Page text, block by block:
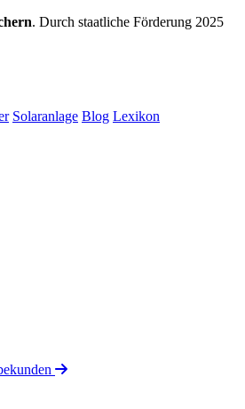
. Durch staatliche Förderung 2025
Solaranlage Blog Lexikon